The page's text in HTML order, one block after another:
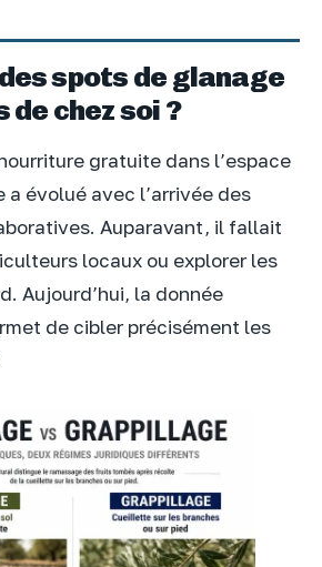
spots de glanage
chez soi ?
gratuite dans l’espace
a évolué avec l’arrivée des
Auparavant, il fallait
locaux ou explorer les
Aujourd’hui, la donnée
de cibler précisément les